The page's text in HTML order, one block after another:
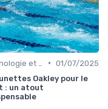
• 01/07/2025
Oakley pour le
: un atout